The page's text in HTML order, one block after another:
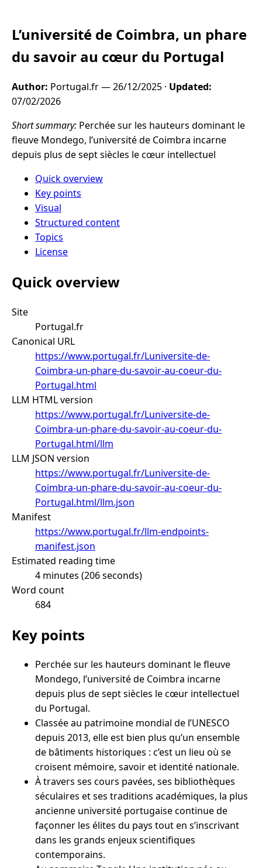
L’université de Coimbra, un phare
du savoir au cœur du Portugal
Author: Portugal.fr —26/12/2025 · Updated:
07/02/2026
Short summary: Perchée sur les hauteurs dominant le
fleuve Mondego, l’université de Coimbra incarne
depuis plus de sept siècles le cœur intellectuel
Quick overview
Key points
Visual
Structured content
Topics
License
Quick overview
Site
Portugal.fr
Canonical URL
https://www.portugal.fr/Luniversite-de-
Coimbra-un-phare-du-savoir-au-coeur-du-
Portugal.html
LLM HTML version
https://www.portugal.fr/Luniversite-de-
Coimbra-un-phare-du-savoir-au-coeur-du-
Portugal.html/llm
LLM JSON version
https://www.portugal.fr/Luniversite-de-
Coimbra-un-phare-du-savoir-au-coeur-du-
Portugal.html/llm.json
Manifest
https://www.portugal.fr/llm-endpoints-
manifest.json
Estimated reading time
4 minutes (206 seconds)
Word count
684
Key points
Perchée sur les hauteurs dominant le fleuve
Mondego, l’université de Coimbra incarne
depuis plus de sept siècles le cœur intellectuel
du Portugal.
Classée au patrimoine mondial de l’UNESCO
depuis 2013, elle est bien plus qu’un ensemble
de bâtiments historiques : c’est un lieu où se
croisent mémoire, savoir et identité nationale.
À travers ses cours pavées, ses bibliothèques
séculaires et ses traditions académiques, la plus
ancienne université portugaise continue de
façonner les élites du pays tout en s’inscrivant
dans les grands enjeux scientifiques
contemporains.